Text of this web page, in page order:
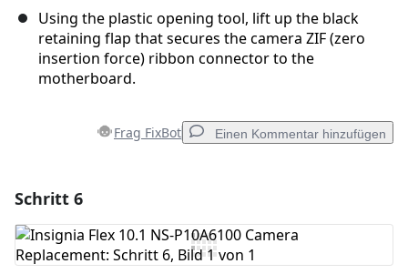
Using the plastic opening tool, lift up the black
retaining flap that secures the camera ZIF (zero
insertion force) ribbon connector to the
motherboard.
Frag FixBot Einen Kommentar hinzufügen
Kommentar hinzufügen
Schritt 6